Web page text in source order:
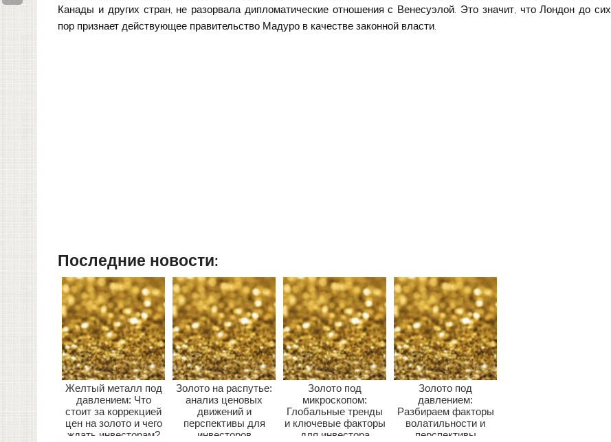
Канады и других стран, не разорвала дипломатические отношения с Венесуэлой. Это значит, что Лондон до сих
пор признает действующее правительство Мадуро в качестве законной власти.
Последние новости:
Желтый металл под
давлением: Что
стоит за коррекцией
цен на золото и чего
ждать инвесторам?
Золото на распутье:
анализ ценовых
движений и
перспективы для
инвесторов
Золото под
микроскопом:
Глобальные тренды
и ключевые факторы
для инвестора
Золото под
давлением:
Разбираем факторы
волатильности и
перспективы